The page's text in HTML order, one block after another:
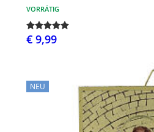
VORRÄTIG
€ 9,99
NEU